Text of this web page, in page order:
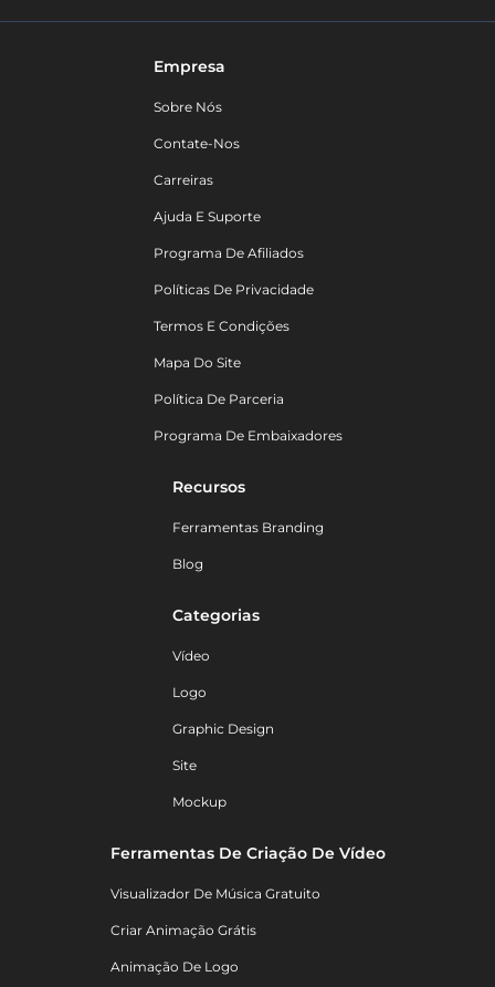
Empresa
Sobre Nós
Contate-Nos
Carreiras
Ajuda E Suporte
Programa De Afiliados
Políticas De Privacidade
Termos E Condições
Mapa Do Site
Política De Parceria
Programa De Embaixadores
Recursos
Ferramentas Branding
Blog
Categorias
Vídeo
Logo
Graphic Design
Site
Mockup
Ferramentas De Criação De Vídeo
Visualizador De Música Gratuito
Criar Animação Grátis
Animação De Logo